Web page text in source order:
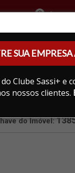
SUA
Clube Sassi+ e
nossos clientes.
ÁREA
ALUGAR
do Imóvel: